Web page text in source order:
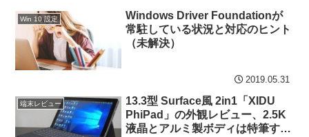
Win 10 設定
Windows Driver Foundationが
常駐している状況と対応のヒント
（未解決）
2019.05.31
端末レビュー
13.3型 Surface風 2in1「XIDU
PhiPad」の外観レビュー、2.5K
液晶とアルミ製ボディは特筆すべ